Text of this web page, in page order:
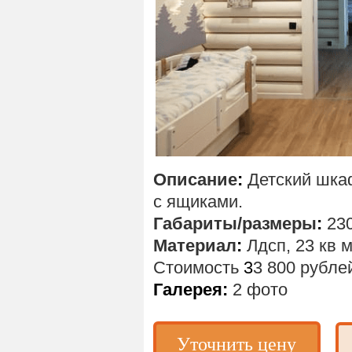
Уточнить цену
Описание: Детский
с ящиками.
Габариты/размеры:
Материал: Лдсп, 23 кв
Стоимость 33 800
Галерея: 2 фото